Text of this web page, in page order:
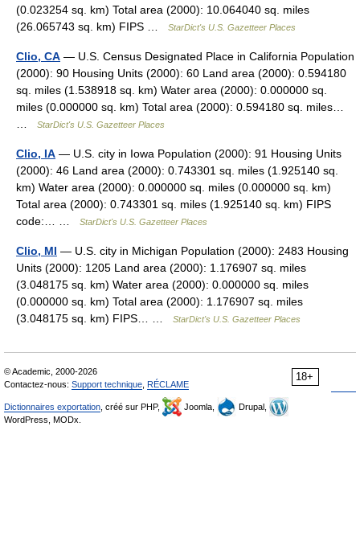
(0.023254 sq. km) Total area (2000): 10.064040 sq. miles
(26.065743 sq. km) FIPS …
StarDict's U.S. Gazetteer Places
Clio, CA — U.S. Census Designated Place in California Population
(2000): 90 Housing Units (2000): 60 Land area (2000): 0.594180
sq. miles (1.538918 sq. km) Water area (2000): 0.000000 sq.
miles (0.000000 sq. km) Total area (2000): 0.594180 sq. miles…
StarDict's U.S. Gazetteer Places
Clio, IA — U.S. city in Iowa Population (2000): 91 Housing Units
(2000): 46 Land area (2000): 0.743301 sq. miles (1.925140 sq.
km) Water area (2000): 0.000000 sq. miles (0.000000 sq. km)
Total area (2000): 0.743301 sq. miles (1.925140 sq. km) FIPS
code:… …
StarDict's U.S. Gazetteer Places
Clio, MI — U.S. city in Michigan Population (2000): 2483 Housing
Units (2000): 1205 Land area (2000): 1.176907 sq. miles
(3.048175 sq. km) Water area (2000): 0.000000 sq. miles
(0.000000 sq. km) Total area (2000): 1.176907 sq. miles
(3.048175 sq. km) FIPS… …
StarDict's U.S. Gazetteer Places
18+
© Academic, 2000-2026
Contactez-nous: Support technique RÉCLAME
Dictionnaires exportation , créé sur PHP, Joomla,
Drupal,
WordPress, MODx.